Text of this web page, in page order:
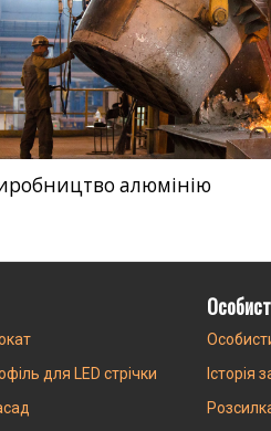
алюмінію
для LED стрічки
Історія